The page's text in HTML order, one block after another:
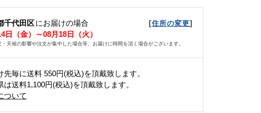
千代田区にお届けの場合 [住所の変更]
日（金）～08月18日（火）
・天候の影響や注文が集中した場合等、お届けに時間を頂く場合がございます。
先毎に送料 550円(税込)を頂戴致します。
は送料1,100円(税込)を頂戴致します。
ついて